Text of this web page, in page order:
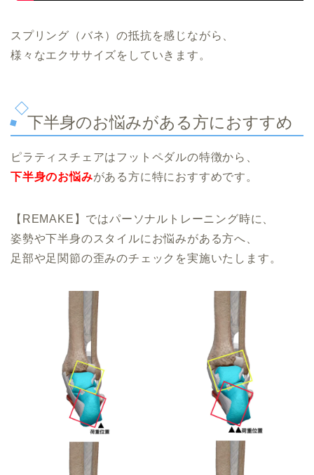
スプリング（バネ）の抵抗を感じながら、
様々なエクササイズをしていきます。
下半身のお悩みがある方におすすめ
ピラティスチェアはフットペダルの特徴から、
下半身のお悩みがある方に特におすすめです。
【REMAKE】ではパーソナルトレーニング時に、
姿勢や下半身のスタイルにお悩みがある方へ、
足部や足関節の歪みのチェックを実施いたします。